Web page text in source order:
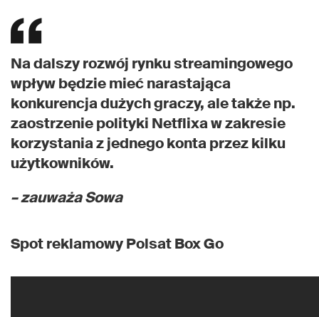
Na dalszy rozwój rynku streamingowego
wpływ będzie mieć narastająca
konkurencja dużych graczy, ale także np.
zaostrzenie polityki Netflixa w zakresie
korzystania z jednego konta przez kilku
użytkowników.
– zauważa Sowa
Spot reklamowy Polsat Box Go